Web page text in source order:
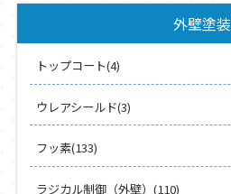
外壁塗装
トップコート(4)
ウレアシールド(3)
フッ素(133)
ラジカル制御（外壁）(110)